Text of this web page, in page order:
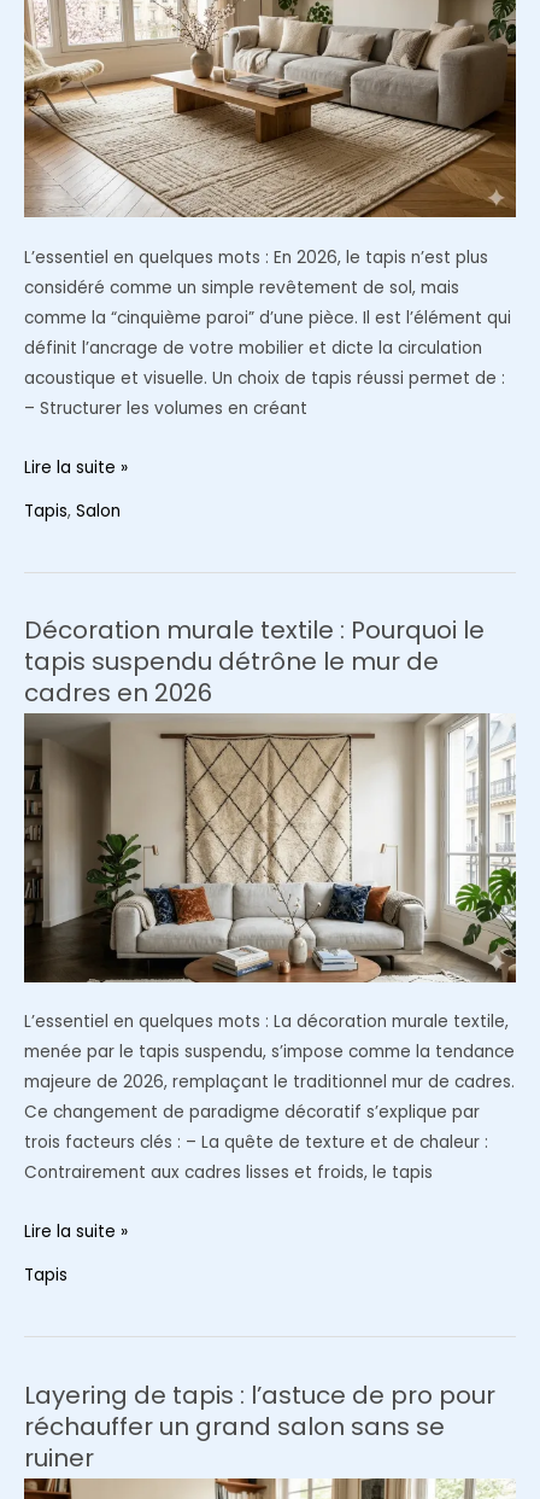
une
pièce
de
vie
ouverte
L’essentiel en quelques mots : En 2026, le tapis n’est plus
considéré comme un simple revêtement de sol, mais
comme la “cinquième paroi” d’une pièce. Il est l’élément qui
définit l’ancrage de votre mobilier et dicte la circulation
acoustique et visuelle. Un choix de tapis réussi permet de :
– Structurer les volumes en créant
Tapis
salon
guide
ultime
2026
pour
choisir
la
taille,
la
matière
et
le
Lire la suite »
Tapis, Salon
Décoration murale textile : Pourquoi le
tapis suspendu détrône le mur de
cadres en 2026
L’essentiel en quelques mots : La décoration murale textile,
menée par le tapis suspendu, s’impose comme la tendance
majeure de 2026, remplaçant le traditionnel mur de cadres.
Ce changement de paradigme décoratif s’explique par
trois facteurs clés : – La quête de texture et de chaleur :
Contrairement aux cadres lisses et froids, le tapis
Décoration
textile
le
tapis
suspendu
détrône
Lire la suite »
Tapis
Layering de tapis : l’astuce de pro pour
réchauffer un grand salon sans se
ruiner